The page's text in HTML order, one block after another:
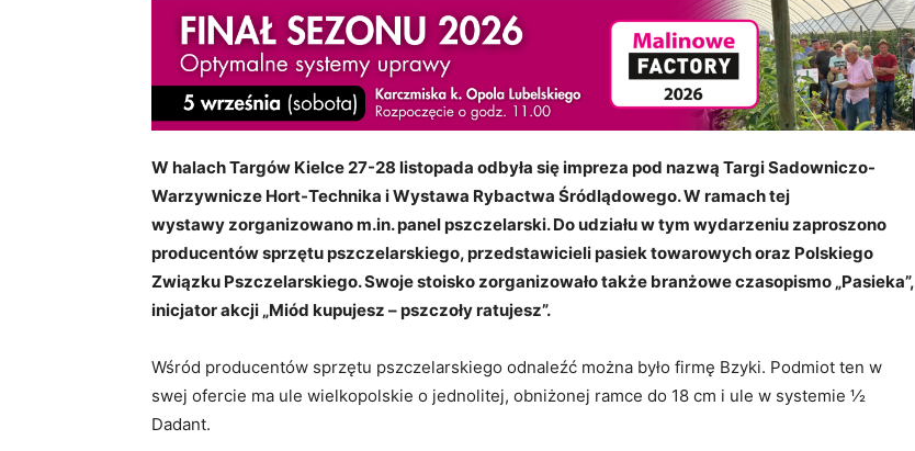
W halach Targów Kielce 27-28 listopada odbyła się impreza pod nazwą Targi Sadowniczo-
Warzywnicze Hort-Technika i Wystawa Rybactwa Śródlądowego. W ramach tej
wystawy zorganizowano m.in. panel pszczelarski. Do udziału w tym wydarzeniu zaproszono
producentów sprzętu pszczelarskiego, przedstawicieli pasiek towarowych oraz Polskiego
Związku Pszczelarskiego. Swoje stoisko zorganizowało także branżowe czasopismo „Pasieka”,
inicjator akcji „Miód kupujesz – pszczoły ratujesz”.
Wśród producentów sprzętu pszczelarskiego odnaleźć można było firmę Bzyki. Podmiot ten w
swej ofercie ma ule wielkopolskie o jednolitej, obniżonej ramce do 18 cm i ule w systemie ½
Dadant.